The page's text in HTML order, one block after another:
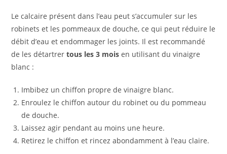
Le calcaire présent dans l’eau peut s’accumuler sur les
robinets et les pommeaux de douche, ce qui peut réduire le
débit d’eau et endommager les joints. Il est recommandé
de les détartrertous les 3 mois en utilisant du vinaigre
blanc :
Imbibez un chiffon propre de vinaigre blanc.
Enroulez le chiffon autour du robinet ou du pommeau
de douche.
Laissez agir pendant au moins une heure.
Retirez le chiffon et rincez abondamment à l’eau claire.